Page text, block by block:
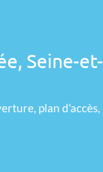
Seine-et-
plan d'accès,